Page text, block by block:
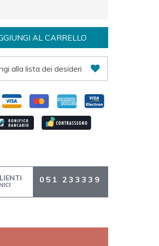
AL CARRELLO
alla lista dei desideri
051 233339